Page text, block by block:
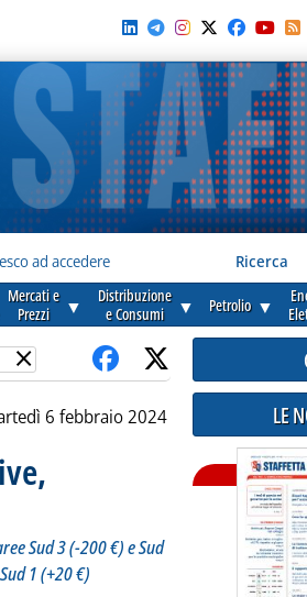
ad accedere Ricerca
Mercati e
Prezzi
▼
Distribuzione
e Consumi
▼ Petrolio ▼
×
6 febbraio 2024
Sud 3 (-200 €) e Sud
1 (+20 €)
LE